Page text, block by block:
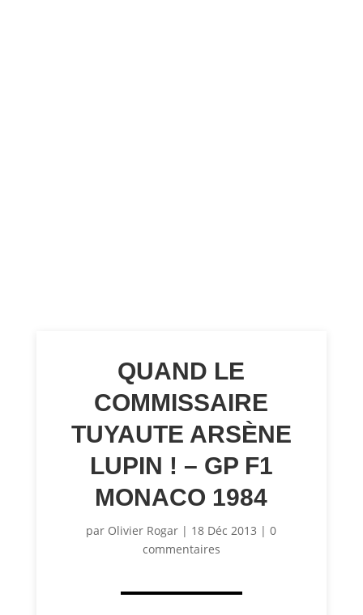
QUAND LE
COMMISSAIRE
TUYAUTE ARSÈNE
LUPIN ! – GP F1
MONACO 1984
par Olivier Rogar | 18 Déc 2013 |0
commentaires